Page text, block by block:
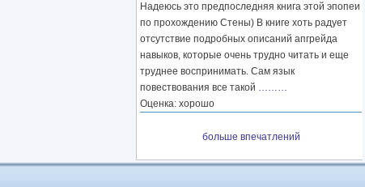
Надеюсь это предпоследняя книга этой эпопеи
по прохождению Стены) В книге хоть радует
отсутствие подробных описаний апгрейда
навыков, которые очень трудно читать и еще
труднее воспринимать. Сам язык
повествования все такой ………
Оценка: хорошо
больше впечатлений